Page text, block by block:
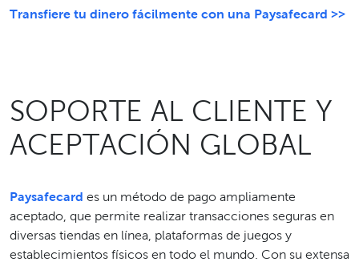
Transfiere tu dinero fácilmente con una Paysafecard >>
SOPORTE AL CLIENTE Y
ACEPTACIÓN GLOBAL
Paysafecard es un método de pago ampliamente
aceptado, que permite realizar transacciones seguras en
diversas tiendas en línea, plataformas de juegos y
establecimientos físicos en todo el mundo. Con su extensa